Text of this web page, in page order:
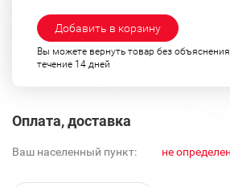
Добавить в корзину
Вы можете вернуть товар без
течение 14 дней
Оплата, доставка
Ваш населенный пункт: не определен